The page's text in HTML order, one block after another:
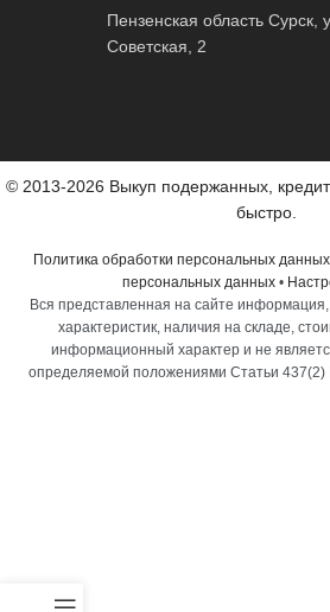
Пензенская область Сурск,
Советская, 2
© 2013-2026 Выкуп подержанных,
быстро.
Политика обработки персональных данных
персональных данных •
Вся представленная на сайте
характеристик, наличия на складе,
информационный характер и не
определяемой положениями Статьи 437(2)